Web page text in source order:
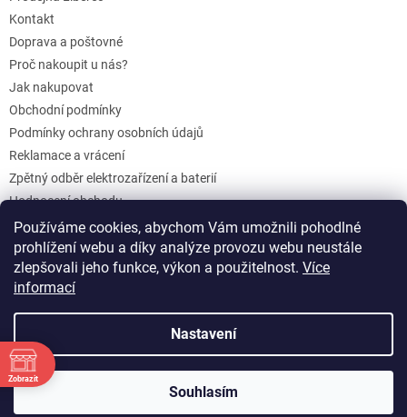
Používáme cookies, abychom Vám umožnili pohodlné
prohlížení webu a díky analýze provozu webu neustále
zlepšovali jeho funkce, výkon a použitelnost. Více
informací
Nastavení
Souhlasím
Kontakt
Doprava a poštovné
Proč nakoupit u nás?
Jak nakupovat
Obchodní podmínky
Podmínky ochrany osobních údajů
Reklamace a vrácení
Zpětný odběr elektrozařízení a baterií
Hodnocení obchodu
Dárkové poukazy
Blog
Vytvořil Shoptet
Copyright 2026
Upravit nastavení cookies
Zobrazit